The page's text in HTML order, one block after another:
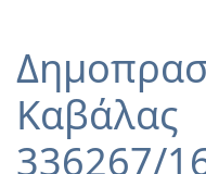
Καβάλας
336267/